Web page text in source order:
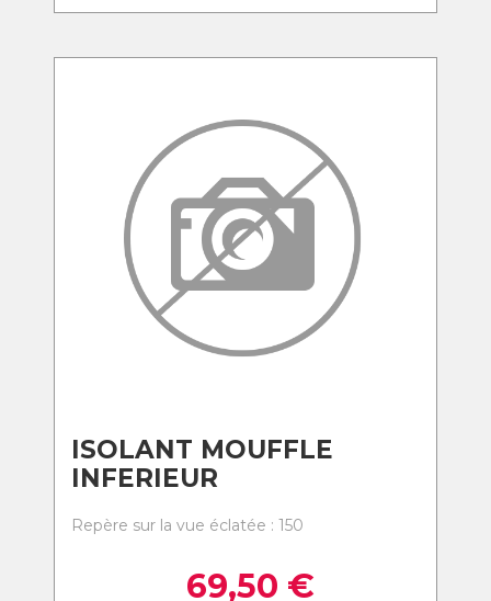
ISOLANT MOUFFLE
INFERIEUR
Repère sur la vue éclatée : 150
69,50 €